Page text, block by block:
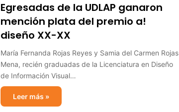
Egresadas de la UDLAP ganaron
mención plata del premio a!
diseño XX-XX
María Fernanda Rojas Reyes y Samia del Carmen Rojas
Mena, recién graduadas de la Licenciatura en Diseño
de Información Visual…
Leer más »